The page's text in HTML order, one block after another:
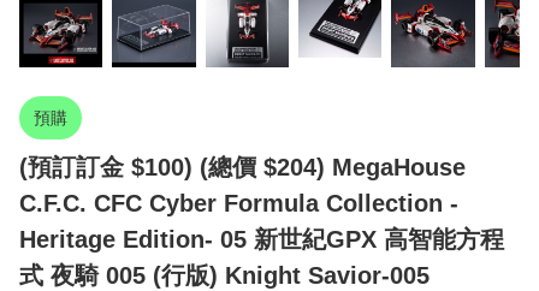
預購
(預訂訂金 $100) (總價 $204) MegaHouse
C.F.C. CFC Cyber​​ Formula Collection -
Heritage Edition- 05 新世紀GPX 高智能方程
式 夜騎 005 (行版) Knight Savior-005